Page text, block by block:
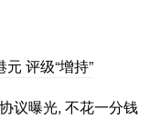
评级“增持”
议曝光, 不花一分钱